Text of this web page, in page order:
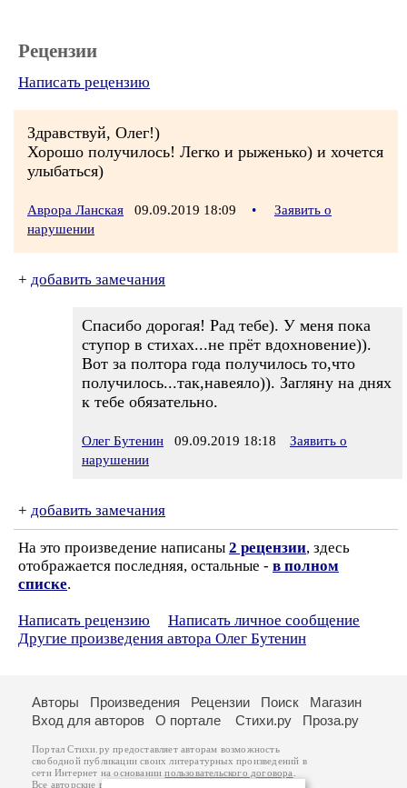
Рецензии
Написать рецензию
Здравствуй, Олег!)
Хорошо получилось! Легко и рыженько) и хочется
улыбаться)
Аврора Ланская 09.09.2019 18:09 •
Заявить о
нарушении
+ добавить замечания
Спасибо дорогая! Рад тебе). У меня пока
ступор в стихах...не прёт вдохновение)).
Вот за полтора года получилось то,что
получилось...так,навеяло)). Загляну на днях
к тебе обязательно.
Олег Бутенин 09.09.2019 18:18
Заявить о
нарушении
+ добавить замечания
На это произведение написаны 2 рецензии, здесь
отображается последняя, остальные - в полном
списке.
Написать рецензию
Написать личное сообщение
Другие произведения автора Олег Бутенин
Авторы Произведения Рецензии Поиск
Магазин
Вход для авторов
О портале Стихи.ру Проза.ру
Портал Стихи.ру предоставляет авторам возможность
свободной публикации своих литературных произведений в
сети Интернет на основаниипользовательского договора
Все авторские права на произведения принадлежат авторам